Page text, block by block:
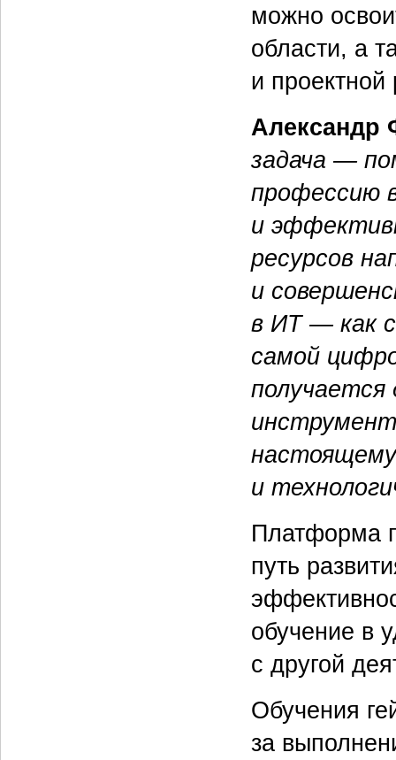
можно
области, а
и проектной
Александр
задача —
профессию
и
ресурсов
и
в ИТ — как
самой
и
Платформа
путь
обучение в
с другой
Обучения
за